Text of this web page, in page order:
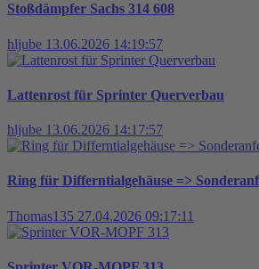
Stoßdämpfer Sachs 314 608
hljube 13.06.2026 14:19:57
Lattenrost für Sprinter Querverbau
hljube 13.06.2026 14:17:57
Ring für Differntialgehäuse =>
Thomas135 27.04.2026 09:17:11